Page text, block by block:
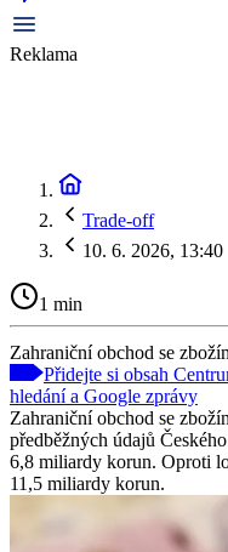
Reklama
Trade-off
10. 6. 2026, 13:40
1 min
Zahraniční obchod se
Přidejte si obsah
hledání a Google zprávy
Zahraniční obchod se
předběžných údajů
6,8 miliardy korun. Oproti
11,5 miliardy korun.